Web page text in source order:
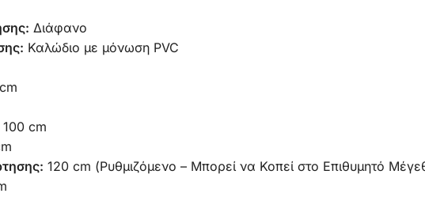
Διάφανο
Καλώδιο με μόνωση PVC
100 cm
120 cm (Ρυθμιζόμενο – Μπορεί να Κοπεί στο Επιθυμητό